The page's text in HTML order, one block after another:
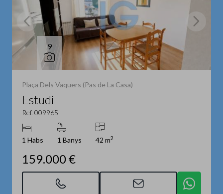
9
Plaça Dels Vaquers (Pas de La Casa)
Estudi
Ref. 009965
1 Habs 1 Banys 42 m2
159.000 €